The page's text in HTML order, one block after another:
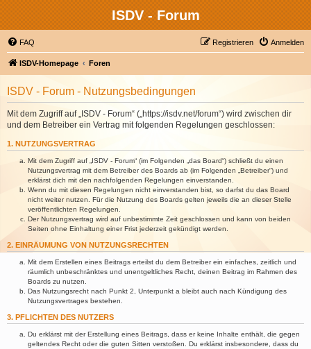
ISDV - Forum
FAQ Anmelden
Registrieren
ISDV-Homepage Foren
ISDV - Forum - Nutzungsbedingungen
Mit dem Zugriff auf „ISDV - Forum“ („https://isdv.net/forum“) wird zwischen dir
und dem Betreiber ein Vertrag mit folgenden Regelungen geschlossen:
1. NUTZUNGSVERTRAG
Mit dem Zugriff auf „ISDV - Forum“ (im Folgenden „das Board“) schließt du einen
Nutzungsvertrag mit dem Betreiber des Boards ab (im Folgenden „Betreiber“) und
erklärst dich mit den nachfolgenden Regelungen einverstanden.
Wenn du mit diesen Regelungen nicht einverstanden bist, so darfst du das Board
nicht weiter nutzen. Für die Nutzung des Boards gelten jeweils die an dieser Stelle
veröffentlichten Regelungen.
Der Nutzungsvertrag wird auf unbestimmte Zeit geschlossen und kann von beiden
Seiten ohne Einhaltung einer Frist jederzeit gekündigt werden.
2. EINRÄUMUNG VON NUTZUNGSRECHTEN
Mit dem Erstellen eines Beitrags erteilst du dem Betreiber ein einfaches, zeitlich und
räumlich unbeschränktes und unentgeltliches Recht, deinen Beitrag im Rahmen des
Boards zu nutzen.
Das Nutzungsrecht nach Punkt 2, Unterpunkt a bleibt auch nach Kündigung des
Nutzungsvertrages bestehen.
3. PFLICHTEN DES NUTZERS
Du erklärst mit der Erstellung eines Beitrags, dass er keine Inhalte enthält, die gegen
geltendes Recht oder die guten Sitten verstoßen. Du erklärst insbesondere, dass du